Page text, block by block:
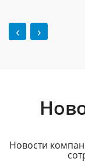
‹ ›
Новости